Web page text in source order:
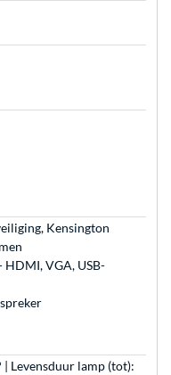
Kensington
HDMI, VGA, USB-
Levensduur lamp (tot):